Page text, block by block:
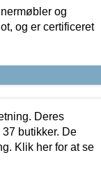
og
og er certificeret
Deres
butikker. De
Klik her for at se